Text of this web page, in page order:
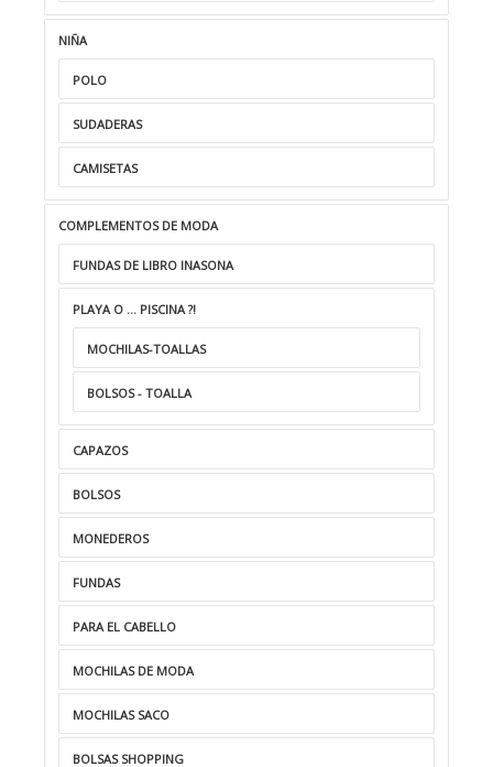
NIÑA
POLO
SUDADERAS
CAMISETAS
COMPLEMENTOS DE MODA
FUNDAS DE LIBRO INASONA
PLAYA O ... PISCINA ?!
MOCHILAS-TOALLAS
BOLSOS - TOALLA
CAPAZOS
BOLSOS
MONEDEROS
FUNDAS
PARA EL CABELLO
MOCHILAS DE MODA
MOCHILAS SACO
BOLSAS SHOPPING